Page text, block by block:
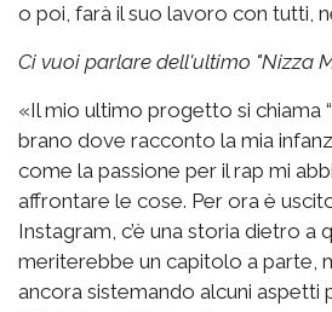
o poi, farà il suo lavoro con tutti,
Ci vuoi parlare dell'ultimo "Nizza
«Il mio ultimo progetto si chiama
brano dove racconto la mia
come la passione per il rap mi
affrontare le cose. Per ora è
Instagram, c’è una storia dietro a
meriterebbe un capitolo a parte,
ancora sistemando alcuni aspetti